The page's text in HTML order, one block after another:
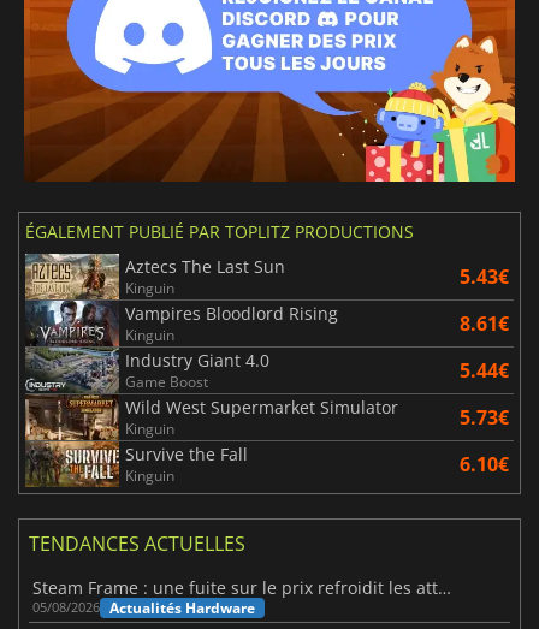
ÉGALEMENT PUBLIÉ PAR TOPLITZ PRODUCTIONS
Aztecs The Last Sun
Kinguin 5.43€
Vampires Bloodlord Rising
Kinguin 8.61€
Industry Giant 4.0
Game Boost 5.44€
Wild West Supermarket Simulator
Kinguin 5.73€
Survive the Fall
Kinguin 6.10€
TENDANCES ACTUELLES
Steam Frame : une fuite sur le prix refroidit les attentes VR
05/08/2026 Actualités Hardware